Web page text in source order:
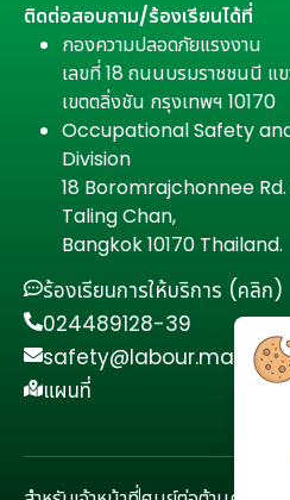
ติดต่อสอบถาม/ร้องเรียนได้ที่
กองความปลอดภัยแรงงาน
เลขที่ 18 ถนนบรมราชชนนี แ
เขตตลิ่งชัน กรุงเทพฯ 10170
Occupational Safety
Division
18 Boromrajchonnee
Taling Chan,
Bangkok 10170 Thailand.
ร้องเรียนการให้บริการ (คลิก)
024489128-39
แผนที่